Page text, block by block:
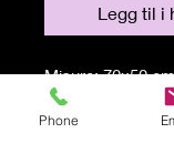
Legg til i
Misure: 70x50 cm
Tecnica: Olio su
Phone